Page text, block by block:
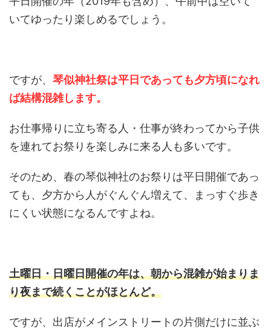
いてゆったり楽しめるでしょう。
ですが、 琴似神社祭は平日であっても夕方頃になれ
ば結構混雑します。
お仕事帰りに立ち寄る人・仕事が終わってから子供
を連れてお祭りを楽しみに来る人も多いです。
そのため、春の琴似神社のお祭りは平日開催であっ
ても、夕方から人がぐんぐん増えて、まっすぐ歩き
にくい状態になるんですよね。
土曜日・日曜日開催の年は、朝から混雑が始まりま
り夜まで続くことがほとんど。
ですが、出店がメインストリートの片側だけに並ぶ